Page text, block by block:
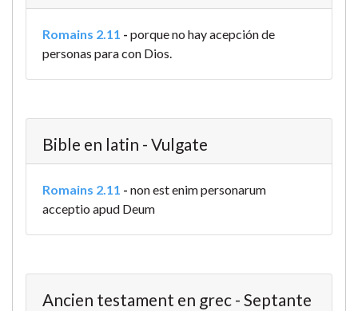
Romains 2.11 - porque no hay acepción de
personas para con Dios.
Bible en latin - Vulgate
Romains 2.11 - non est enim personarum
acceptio apud Deum
Ancien testament en grec - Septante